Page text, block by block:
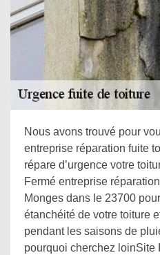
Nous avons trouvé pour
entreprise réparation fuite
répare d’urgence votre
Fermé entreprise
Monges dans le 23700
étanchéité de votre toiture
pendant les saisons de
pourquoi cherchez loinSite